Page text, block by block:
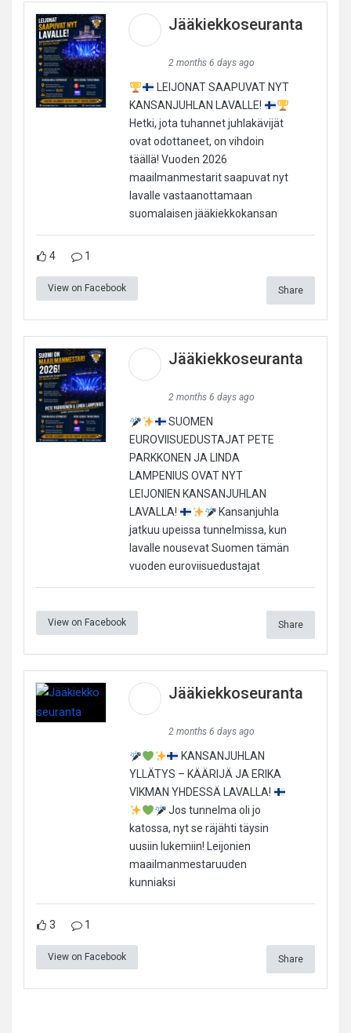
Jääkiekkoseuranta
2 months 6 days ago
LEIJONAT SAAPUVAT NYT
KANSANJUHLAN LAVALLE!
Hetki, jota tuhannet juhlakävijät
ovat odottaneet, on vihdoin
täällä! Vuoden 2026
maailmanmestarit saapuvat nyt
lavalle vastaanottamaan
suomalaisen jääkiekkokansan
4 1
View on Facebook Share
Jääkiekkoseuranta
2 months 6 days ago
SUOMEN
EUROVIISUEDUSTAJAT PETE
PARKKONEN JA LINDA
LAMPENIUS OVAT NYT
LEIJONIEN KANSANJUHLAN
LAVALLA!
Kansanjuhla
jatkuu upeissa tunnelmissa, kun
lavalle nousevat Suomen tämän
vuoden euroviisuedustajat
View on Facebook Share
Jääkiekkoseuranta
2 months 6 days ago
KANSANJUHLAN
YLLÄTYS – KÄÄRIJÄ JA ERIKA
VIKMAN YHDESSÄ LAVALLA!
Jos tunnelma oli jo
katossa, nyt se räjähti täysin
uusiin lukemiin! Leijonien
maailmanmestaruuden
kunniaksi
3 1
View on Facebook Share